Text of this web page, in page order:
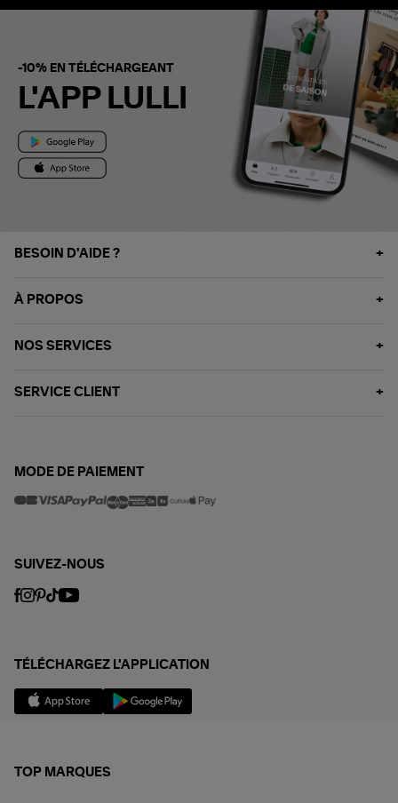
-10% EN TÉLÉCHARGEANT
L'APP LULLI
BESOIN D'AIDE ?
À PROPOS
NOS SERVICES
SERVICE CLIENT
MODE DE PAIEMENT
SUIVEZ-NOUS
TÉLÉCHARGEZ L'APPLICATION
TOP MARQUES